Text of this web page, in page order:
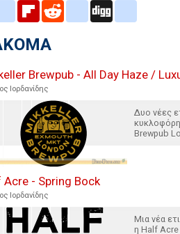
blogger_post
FlipboardRedditdelicious
Brewpub - All Day Haze /
Ιορδανίδης
Δυο νέες
Brewpub
Acre - Spring Bock
Ιορδανίδης
Μια νέα
η Half Acre